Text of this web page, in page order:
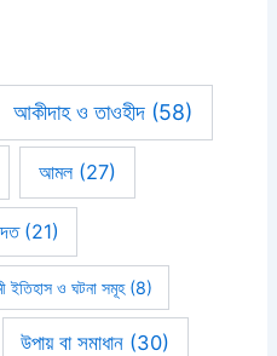
আকীদাহ ও তাওহীদ(58)
আমল(27)
(21)
ইতিহাস ও ঘটনা সমূহ(8)
উপায় বা সমাধান (30)